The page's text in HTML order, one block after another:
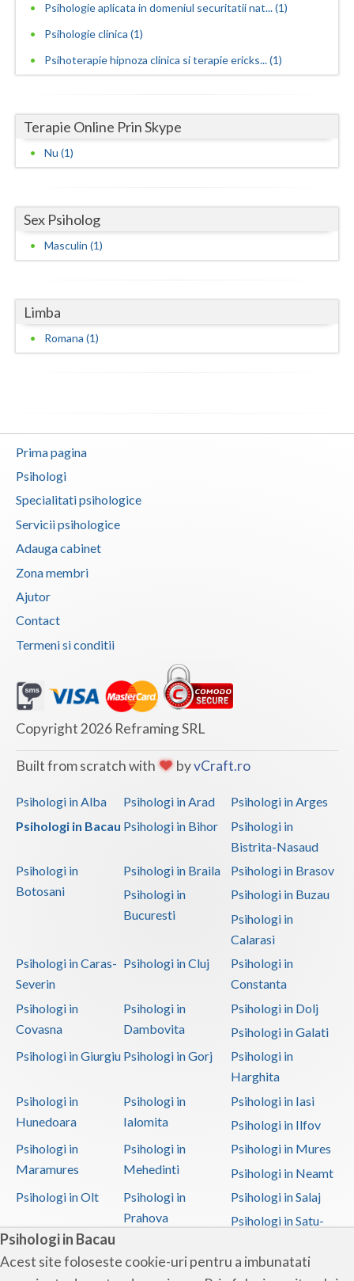
Psihologi in Bacau
Acest site foloseste cookie-uri pentru a imbunatati
Satu-Mare
Suceava
Teleorman
Timis
Valcea
Vaslui
Psihologie aplicata in domeniul securitatii nat... (1)
Psihologie clinica (1)
Psihoterapie hipnoza clinica si terapie ericks... (1)
Terapie Online Prin Skype
Nu (1)
Sex Psiholog
Masculin (1)
Limba
Romana (1)
Prima pagina
Psihologi
Specialitati psihologice
Servicii psihologice
Adauga cabinet
Zona membri
Ajutor
Contact
Termeni si conditii
Copyright 2026 Reframing SRL
Built from scratch with byvCraft.ro
Psihologi in Alba Psihologi in Arad
Psihologi in Arges
Psihologi in Bacau Psihologi in Bihor
Psihologi in
Bistrita-Nasaud
Psihologi in
Botosani
Psihologi in Braila
Psihologi in Brasov
Psihologi in
Bucuresti
Psihologi in Buzau
Psihologi in
Calarasi
Psihologi in Caras-
Severin
Psihologi in Cluj
Psihologi in
Constanta
Psihologi in
Covasna
Psihologi in
Dambovita
Psihologi in Dolj
Psihologi in Galati
Psihologi in Giurgiu Psihologi in Gorj
Psihologi in
Harghita
Psihologi in
Hunedoara
Psihologi in
Ialomita
Psihologi in Iasi
Psihologi in Ilfov
Psihologi in
Maramures
Psihologi in
Mehedinti
Psihologi in Mures
Psihologi in Neamt
Psihologi in Olt
Psihologi in
Prahova
Psihologi in Salaj
Psihologi in Satu-
Psihologi in Sibiu
Psihologi in
Psihologi in